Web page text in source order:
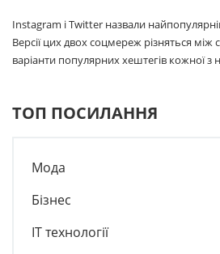
Instagram і Twitter назвали
Версії цих двох соцмереж різняться
варіанти популярних хештегів кожної з
ТОП ПОСИЛАННЯ
Мода
Бізнес
IT технології